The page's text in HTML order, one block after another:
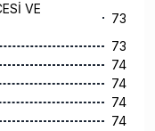
VE
73
73
74
74
74
74